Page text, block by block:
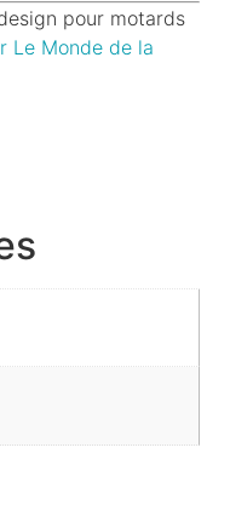
pour motards
Le Monde de la